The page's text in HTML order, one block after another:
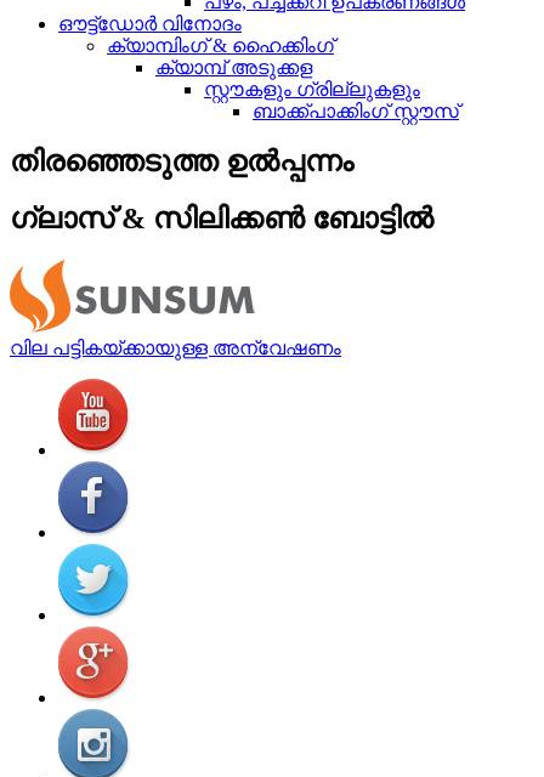
ഔട്ട്ഡോർ വിനോദം
ക്യാമ്പിംഗ് & ഹൈക്കിംഗ്
ക്യാമ്പ് അടുക്കള
സ്റ്റൗകളും ഗ്രില്ലുകളും
ബാക്ക്പാക്കിംഗ് സ്റ്റൗസ്
തിരഞ്ഞെടുത്ത ഉൽപ്പന്നം
ഗ്ലാസ് & സിലിക്കൺ ബോട്ടിൽ
വില പട്ടികയ്ക്കായുള്ള അന്വേഷണം